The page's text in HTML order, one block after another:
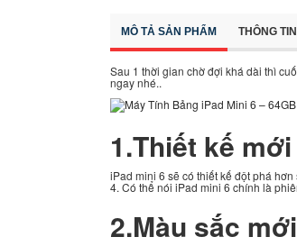
MÔ TẢ SẢN PHẨM THÔNG
Sau 1 thời gian chờ đợi khá dài thì
ngay nhé..
1.Thiết kế mới
iPad mini 6 sẽ có thiết kế đột phá
4. Có thể nói iPad mini 6 chính là
2.Màu sắc mới